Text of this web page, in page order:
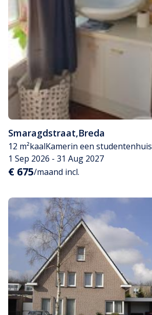
Smaragdstraat,Breda
12 m²kaalKamerin een studentenhuis
1 Sep 2026 - 31 Aug 2027
€ 675/maand incl.